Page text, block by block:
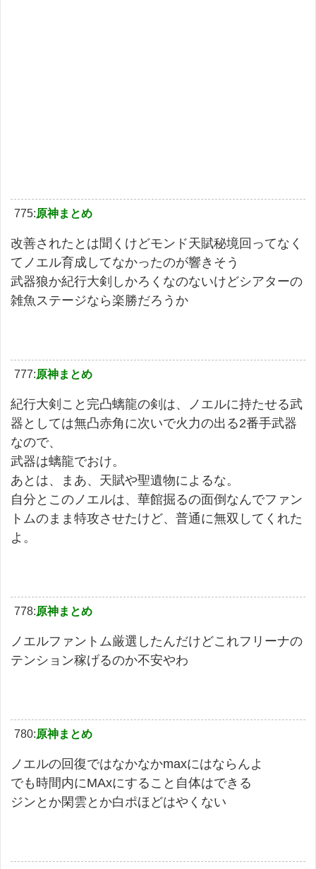
775:原神まとめ
改善されたとは聞くけどモンド天賦秘境回ってなく
てノエル育成してなかったのが響きそう
武器狼か紀行大剣しかろくなのないけどシアターの
雑魚ステージなら楽勝だろうか
777:原神まとめ
紀行大剣こと完凸螭龍の剣は、ノエルに持たせる武
器としては無凸赤角に次いで火力の出る2番手武器
なので、
武器は螭龍でおけ。
あとは、まあ、天賦や聖遺物によるな。
自分とこのノエルは、華館掘るの面倒なんでファン
トムのまま特攻させたけど、普通に無双してくれた
よ。
778:原神まとめ
ノエルファントム厳選したんだけどこれフリーナの
テンション稼げるのか不安やわ
780:原神まとめ
ノエルの回復ではなかなかmaxにはならんよ
でも時間内にMAxにすること自体はできる
ジンとか閑雲とか白ポほどはやくない